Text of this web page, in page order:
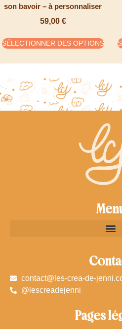
son bavoir – à personnaliser
59,00 €
SÉLECTIONNER DES OPTIONS
contact@les-crea-de-
@lescreadejenni
Pages